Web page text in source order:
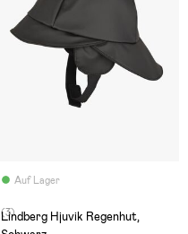
Auf Lager
(3)
Lindberg Hjuvik Regenhut,